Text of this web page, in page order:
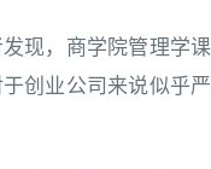
现，商学院管理学课
创业公司来说似乎严